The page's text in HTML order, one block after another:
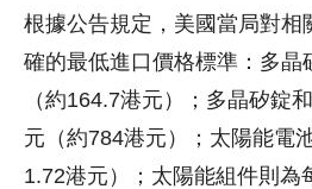
根據公告規定，美國當局對相
確的最低進口價格標準：多晶
（約164.7港元）；多晶矽錠
元（約784港元）；太陽能電
1.72港元）；太陽能組件則為